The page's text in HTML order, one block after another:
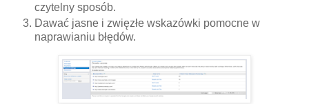
czytelny sposób.
Dawać jasne i zwięzłe wskazówki pomocne w
naprawianiu błędów.